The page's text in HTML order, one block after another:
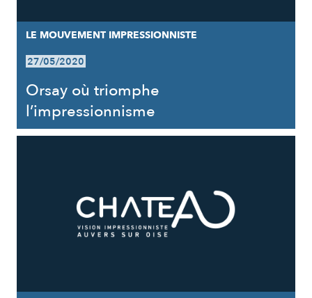
LE MOUVEMENT IMPRESSIONNISTE
27/05/2020
Orsay où triomphe
l’impressionnisme